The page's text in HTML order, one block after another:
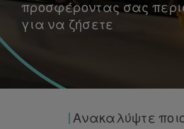
προσφέροντας σας
για να ζήσετε
Ανακαλύψτε